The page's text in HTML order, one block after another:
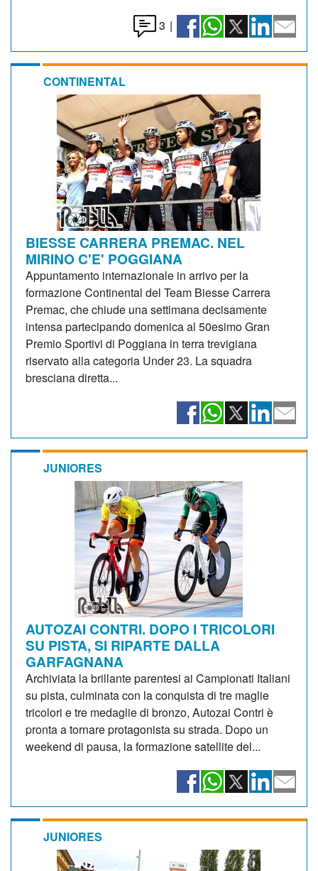
3 |
CONTINENTAL
BIESSE CARRERA PREMAC. NEL
MIRINO C'E' POGGIANA
Appuntamento internazionale in arrivo per la
formazione Continental del Team Biesse Carrera
Premac, che chiude una settimana decisamente
intensa partecipando domenica al 50esimo Gran
Premio Sportivi di Poggiana in terra trevigiana
riservato alla categoria Under 23. La squadra
bresciana diretta...
JUNIORES
AUTOZAI CONTRI. DOPO I TRICOLORI
SU PISTA, SI RIPARTE DALLA
GARFAGNANA
Archiviata la brillante parentesi ai Campionati Italiani
su pista, culminata con la conquista di tre maglie
tricolori e tre medaglie di bronzo, Autozai Contri è
pronta a tornare protagonista su strada. Dopo un
weekend di pausa, la formazione satellite del...
JUNIORES